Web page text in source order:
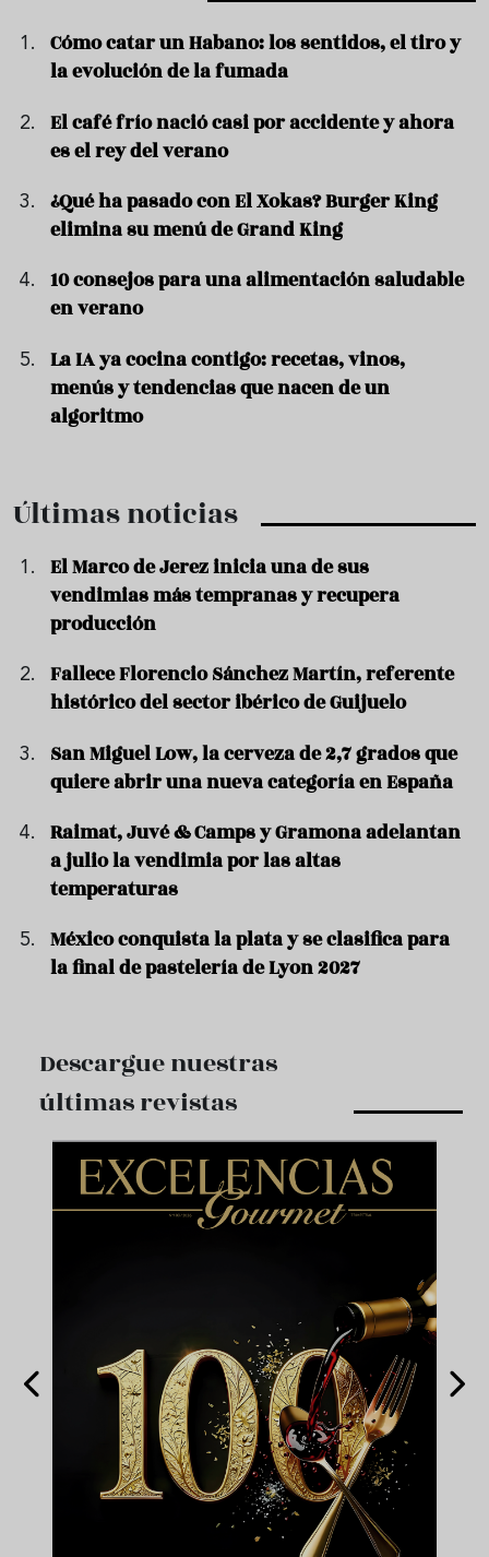
Cómo catar un Habano: los sentidos, el tiro y
la evolución de la fumada
El café frío nació casi por accidente y ahora
es el rey del verano
¿Qué ha pasado con El Xokas? Burger King
elimina su menú de Grand King
10 consejos para una alimentación saludable
en verano
La IA ya cocina contigo: recetas, vinos,
menús y tendencias que nacen de un
algoritmo
Últimas noticias
El Marco de Jerez inicia una de sus
vendimias más tempranas y recupera
producción
Fallece Florencio Sánchez Martín, referente
histórico del sector ibérico de Guijuelo
San Miguel Low, la cerveza de 2,7 grados que
quiere abrir una nueva categoría en España
Raimat, Juvé & Camps y Gramona adelantan
a julio la vendimia por las altas
temperaturas
México conquista la plata y se clasifica para
la final de pastelería de Lyon 2027
Descargue nuestras
últimas revistas